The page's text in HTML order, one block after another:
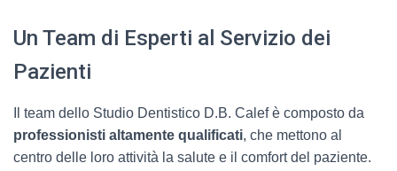
Un Team di Esperti al Servizio dei
Pazienti
Il team dello Studio Dentistico D.B. Calef è composto da
professionisti altamente qualificati, che mettono al
centro delle loro attività la salute e il comfort del paziente.